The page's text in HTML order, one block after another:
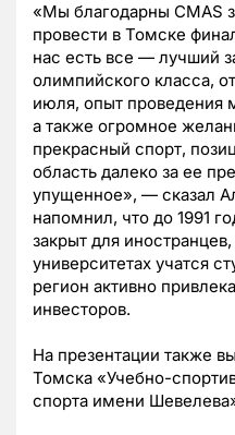
«Мы благодарны CMAS
провести в Томске
нас есть все — лучший
олимпийского класса,
июля, опыт проведения
а также огромное
прекрасный спорт,
область далеко за ее
упущенное», — сказал
напомнил, что до 1991
закрыт для
университетах учатся
регион активно
инвесторов.
На презентации также
Томска «Учебно-
спорта имени